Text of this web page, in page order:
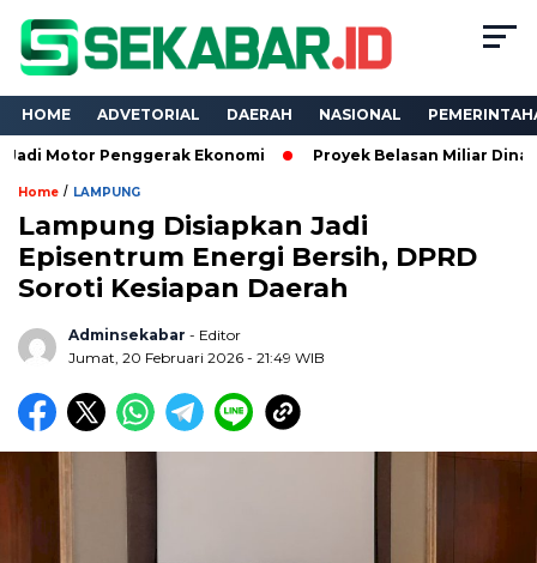
HOME ADVETORIAL DAERAH NASIONAL
Ekonomi Proyek Belasan Miliar Dinas PKPCK
Home / LAMPUNG
Lampung Disiapkan Jadi
Episentrum Energi Bersih, DPRD
Soroti Kesiapan Daerah
Adminsekabar - Editor
Jumat, 20 Februari 2026 - 21:49 WIB